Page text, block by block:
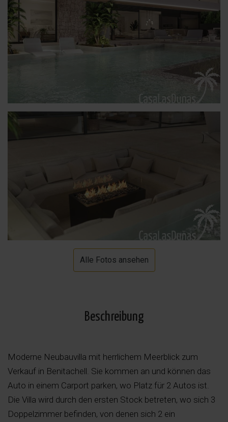
Alle Fotos ansehen
Beschreibung
Moderne Neubauvilla mit herrlichem Meerblick zum
Verkauf in Benitachell. Sie kommen an und können das
Auto in einem Carport parken, wo Platz für 2 Autos ist.
Die Villa wird durch den ersten Stock betreten, wo sich 3
Doppelzimmer befinden, von denen sich 2 ein